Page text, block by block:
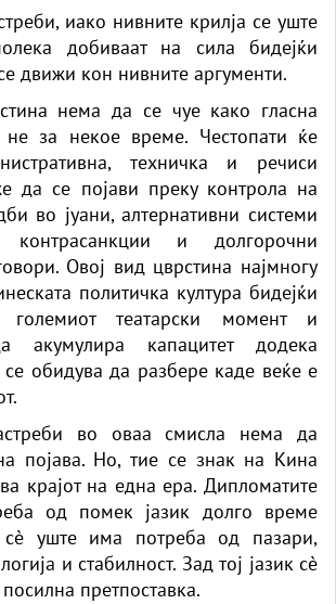
иако нивните крилја се уште
добиваат на сила бидејќи
движи кон нивните аргументи.
нема да се чуе како гласна
за некое време. Честопати ќе
техничка и речиси
да се појави преку контрола на
во јуани, алтернативни системи
и долгорочни
Овој вид цврстина најмногу
политичка култура бидејќи
големиот театарски момент и
акумулира капацитет додека
се обидува да разбере каде веќе е
во оваа смисла нема да
појава. Но, тие се знак на Кина
крајот на една ера. Дипломатите
од помек јазик долго време
уште има потреба од пазари,
и стабилност. Зад тој јазик сè
претпоставка.